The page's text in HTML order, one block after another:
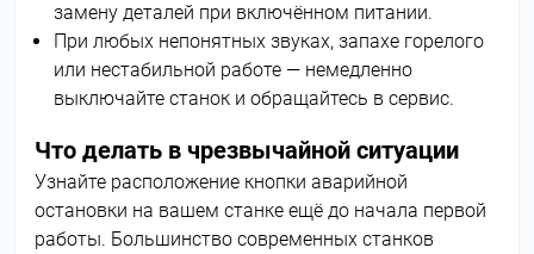
замену деталей при включённом питании.
При любых непонятных звуках, запахе горелого
или нестабильной работе — немедленно
выключайте станок и обращайтесь в сервис.
Что делать в чрезвычайной ситуации
Узнайте расположение кнопки аварийной
остановки на вашем станке ещё до начала первой
работы. Большинство современных станков